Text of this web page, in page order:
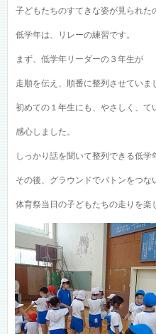
子どもたちのすてきな姿が見られた
低学年は、リレーの練習です。
まず、低学年リーダーの３年生が
走順を伝え、順番に整列させていま
初めての１年生にも、やさしく、て
感心しました。
しっかり話を聞いて整列できる低学
その後、グラウンドでバトンをつな
体育祭当日の子どもたちの走りを楽